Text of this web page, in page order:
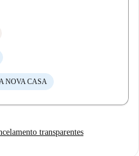
NOVA CASA
transparentes